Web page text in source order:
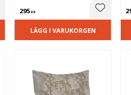
till i favoriter
295KR Lägg till
LÄGG I VARUKORGEN